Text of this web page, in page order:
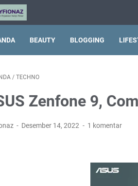
BEAUTY BLOGGING
/ TECHNO
Zenfone 9,
Desember 14, 2022 1 komentar